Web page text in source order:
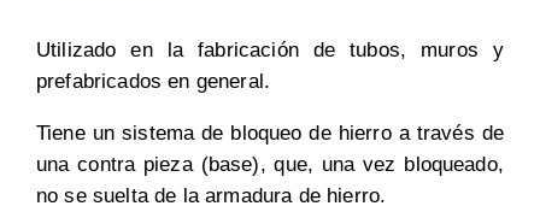
Utilizado en la fabricación de tubos, muros y
prefabricados en general.
Tiene un sistema de bloqueo de hierro a través de
una contra pieza (base), que, una vez bloqueado,
no se suelta de la armadura de hierro.